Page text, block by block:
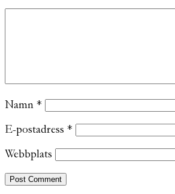
Namn *
E-postadress *
Webbplats